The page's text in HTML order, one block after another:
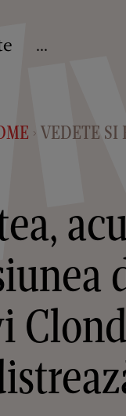
...
> VEDETE SI